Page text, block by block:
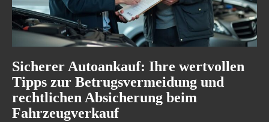
Sicherer Autoankauf: Ihre wertvollen
Tipps zur Betrugsvermeidung und
rechtlichen Absicherung beim
Fahrzeugverkauf